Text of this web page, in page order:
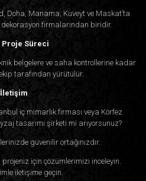
Doha, Manama, Kuveyt ve Maskat’ta
dekorasyon firmalarından biridir.
Proje Süreci
belgelere ve saha kontrollerine kadar
tarafından yürütülür.
İletişim
iç mimarlık firması veya Körfez
tasarımı şirketi mi arıyorsunuz?
güvenilir ortağınızdır.
için çözümlerimizi inceleyin.
iletişime geçin.